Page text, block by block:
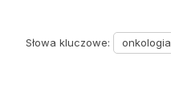
Słowa kluczowe: onkologia